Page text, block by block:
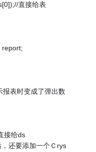
直接给表
report;
报表时变成了弹出数
接给ds
还要添加一个Ｃrys